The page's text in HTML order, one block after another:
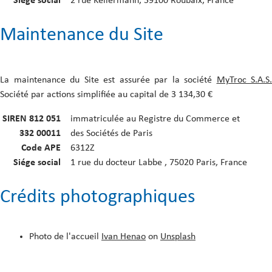
Maintenance du Site
La maintenance du Site est assurée par la société MyTroc S.A.S.
Société par actions simplifiée au capital de 3 134,30 €
SIREN 812 051
332 00011
immatriculée au Registre du Commerce et
des Sociétés de Paris
Code APE
6312Z
Siége social
1 rue du docteur Labbe , 75020 Paris, France
Crédits photographiques
Photo de l'accueil Ivan Henao on Unsplash